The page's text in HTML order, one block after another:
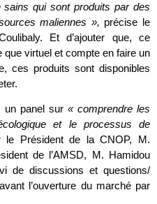
qui sont produits par des
maliennes », précise le
Et d’ajouter que, ce
virtuel et compte en faire un
ces produits sont disponibles
un panel sur « comprendre les
et le processus de
Président de la CNOP, M.
de l’AMSD, M. Hamidou
de discussions et questions/
l’ouverture du marché par